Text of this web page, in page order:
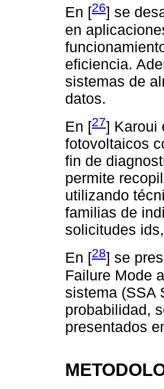
En [26] se
en
eficiencia.
sistemas de
datos.
En [27] Karoui
fotovoltaicos
fin de
permite
utilizando
familias de
solicitudes
En [28] se
Failure Mode
sistema (SSA
probabilidad,
presentados